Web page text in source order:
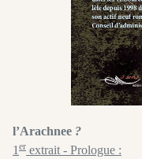
l’Arachnee ?
1 er extrait - Prologue :